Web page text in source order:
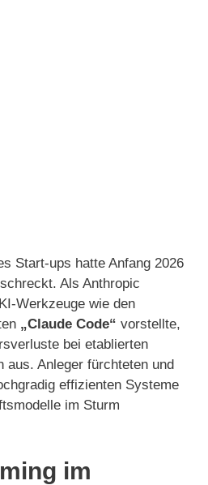
Start-ups hatte Anfang 2026
Als Anthropic
Werkzeuge wie den
„Claude Code“ vorstellte,
bei etablierten
aus. Anleger fürchteten und
effizienten Systeme
im Sturm
im